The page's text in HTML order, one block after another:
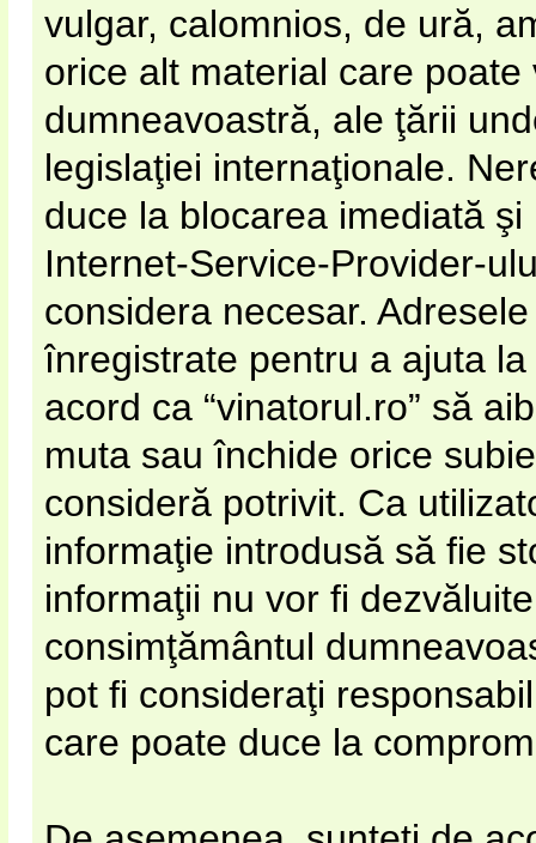
vulgar, calomnios, de ură,
orice alt material care
dumneavoastră, ale ţării
legislaţiei internaţionale.
duce la blocarea imediată
Internet-Service-Provider-
considera necesar.
înregistrate pentru a ajuta
acord ca “vinatorul.ro” să
muta sau închide orice
consideră potrivit. Ca
informaţie introdusă să fie
informaţii nu vor fi
consimţământul
pot fi consideraţi
care poate duce la